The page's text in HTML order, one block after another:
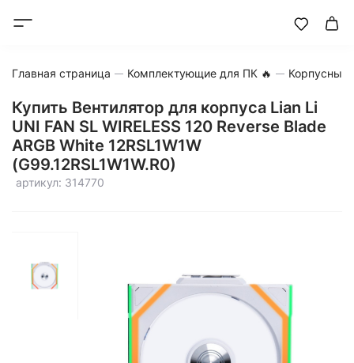
Главная страница Комплектующие для ПК 🔥 Корпусные
Купить Вентилятор для корпуса Lian Li
UNI FAN SL WIRELESS 120 Reverse Blade
ARGB White 12RSL1W1W
(G99.12RSL1W1W.R0)
артикул: 314770